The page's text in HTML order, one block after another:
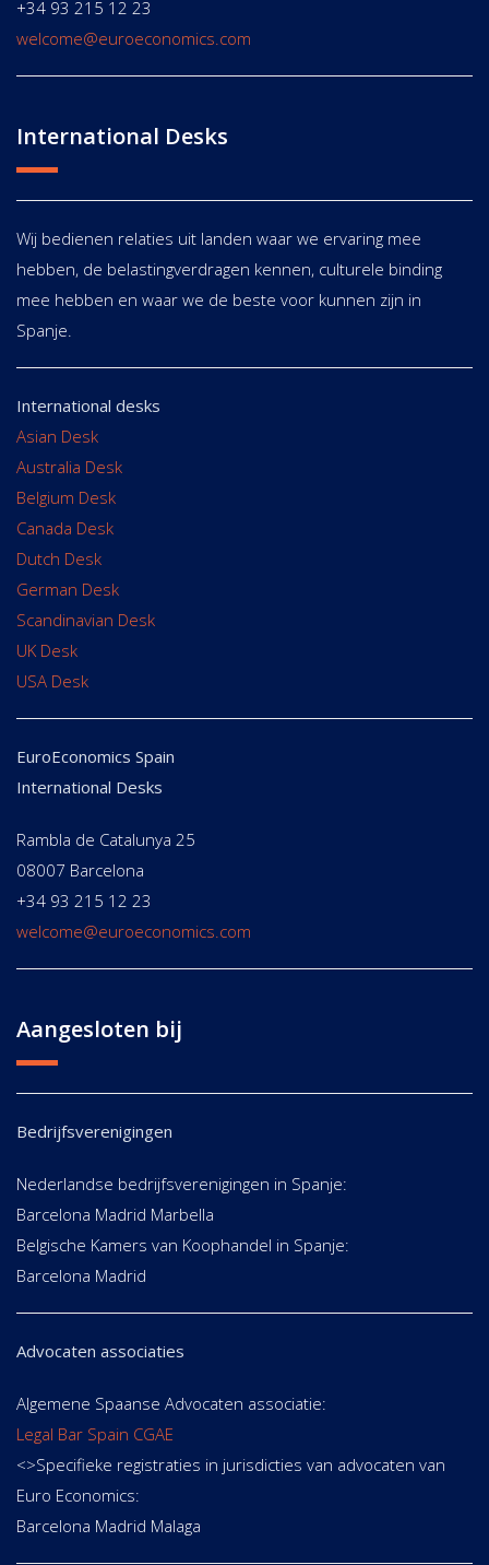
+34 93 215 12 23
welcome@euroeconomics.com
International Desks
Wij bedienen relaties uit landen waar we ervaring mee
hebben, de belastingverdragen kennen, culturele binding
mee hebben en waar we de beste voor kunnen zijn in
Spanje.
International desks
Asian Desk
Australia Desk
Belgium Desk
Canada Desk
Dutch Desk
German Desk
Scandinavian Desk
UK Desk
USA Desk
EuroEconomics Spain
International Desks
Rambla de Catalunya 25
08007 Barcelona
+34 93 215 12 23
welcome@euroeconomics.com
Aangesloten bij
Bedrijfsverenigingen
Nederlandse bedrijfsverenigingen in Spanje:
Barcelona Madrid Marbella
Belgische Kamers van Koophandel in Spanje:
Barcelona Madrid
Advocaten associaties
Algemene Spaanse Advocaten associatie:
Legal Bar Spain CGAE
<>Specifieke registraties in jurisdicties van advocaten van
Euro Economics:
Barcelona Madrid Malaga